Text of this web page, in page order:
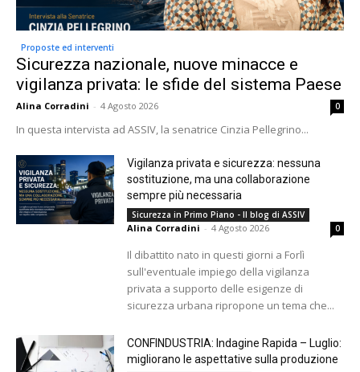
Proposte ed interventi
Sicurezza nazionale, nuove minacce e
vigilanza privata: le sfide del sistema Paese
Alina Corradini - 4 Agosto 2026 0
In questa intervista ad ASSIV, la senatrice Cinzia Pellegrino...
Vigilanza privata e sicurezza: nessuna
sostituzione, ma una collaborazione
sempre più necessaria
Sicurezza in Primo Piano - Il blog di ASSIV
Alina Corradini - 4 Agosto 2026 0
Il dibattito nato in questi giorni a Forlì
sull'eventuale impiego della vigilanza
privata a supporto delle esigenze di
sicurezza urbana ripropone un tema che...
CONFINDUSTRIA: Indagine Rapida – Luglio:
migliorano le aspettative sulla produzione